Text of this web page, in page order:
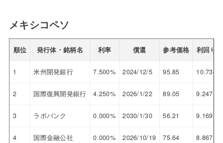
メキシコペソ
順位 発行体・銘柄名 利率 償還 参考価格 利回り
1 米州開発銀行 7.500% 2024/12/5 95.85 10.738
2 国際復興開発銀行 4.250% 2026/1/22 89.05 9.247
3 ラボバンク 0.000% 2030/1/30 56.21 9.169
4 国際金融公社 0.000% 2026/10/19 75.64 8.867